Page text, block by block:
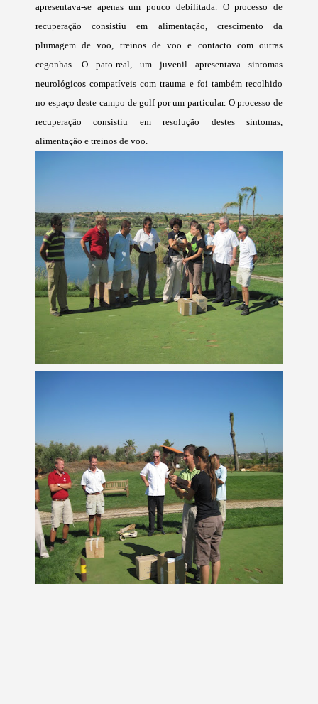
apresentava-se apenas um pouco debilitada. O processo de
recuperação consistiu em alimentação, crescimento da
plumagem de voo, treinos de voo e contacto com outras
cegonhas. O pato-real, um juvenil apresentava sintomas
neurológicos compatíveis com trauma e foi também recolhido
no espaço deste campo de golf por um particular. O processo de
recuperação consistiu em resolução destes sintomas,
alimentação e treinos de voo.